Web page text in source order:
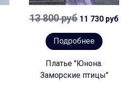
13 800 руб 11 730 руб
Подробнее
Платье "Юнона.
Заморские птицы"